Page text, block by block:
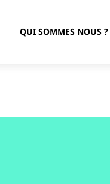
QUI SOMMES NOUS ?